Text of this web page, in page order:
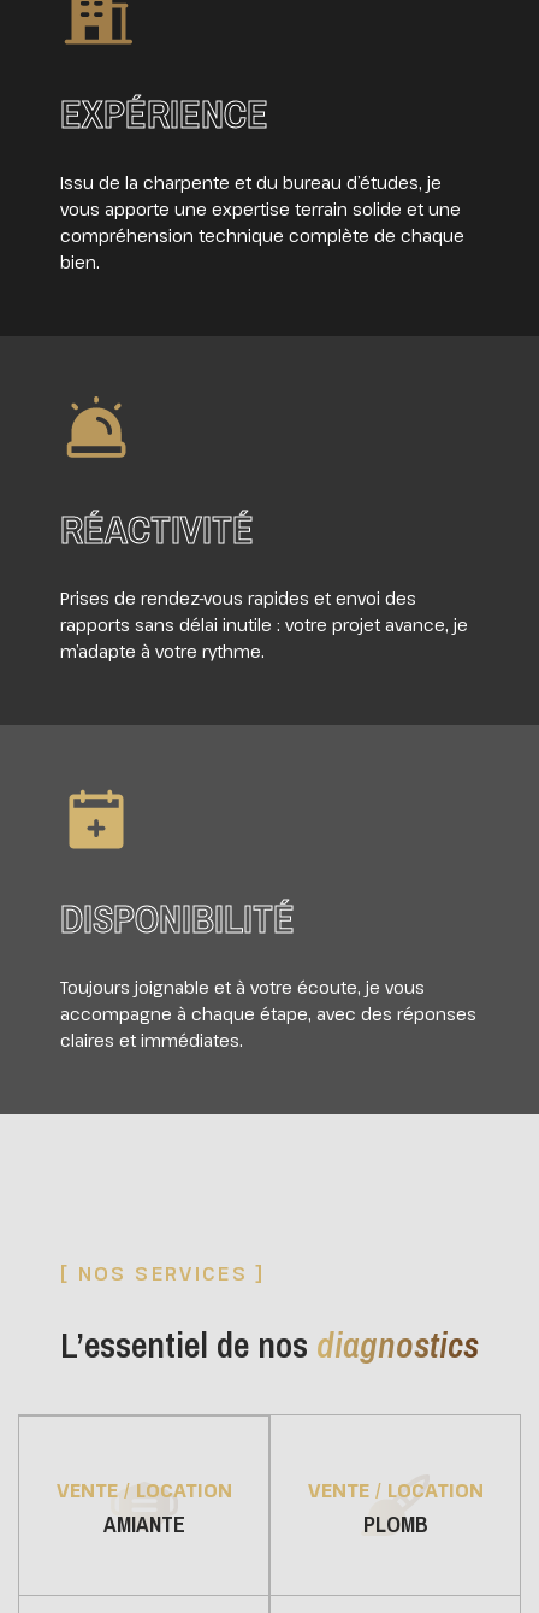
EXPÉRIENCE
Issu de la charpente et du bureau d’études, je
vous apporte une expertise terrain solide et une
compréhension technique complète de chaque
bien.
RÉACTIVITÉ
Prises de rendez-vous rapides et envoi des
rapports sans délai inutile : votre projet avance, je
m’adapte à votre rythme.
DISPONIBILITÉ
Toujours joignable et à votre écoute, je vous
accompagne à chaque étape, avec des réponses
claires et immédiates.
[ NOS SERVICES ]
L’essentiel de nos diagnostics
VENTE / LOCATION
AMIANTE
VENTE / LOCATION
PLOMB